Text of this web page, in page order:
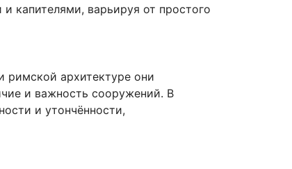
капителями, варьируя от простого
римской архитектуре они
и важность сооружений. В
и утончённости,